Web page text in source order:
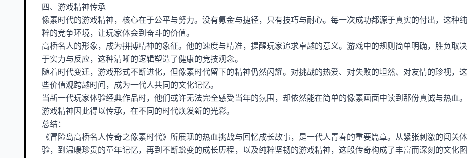
四、游戏精神传承
像素时代的游戏精神，核心在于公平与努力。没有氪金与捷径，只有技巧与耐心。每一次成功都源于真实的付出，这种纯
粹的竞争环境，让玩家体会到奋斗的价值。
高桥名人的形象，成为拼搏精神的象征。他的速度与精准，提醒玩家追求卓越的意义。游戏中的规则简单明确，胜负取决
于实力与反应，这种清晰的逻辑塑造了健康的竞技观念。
随着时代变迁，游戏形式不断进化，但像素时代留下的精神仍然闪耀。对挑战的热爱、对失败的坦然、对友情的珍视，这
些价值观跨越时间，成为一代人共同的文化记忆。
当新一代玩家体验经典作品时，他们或许无法完全感受当年的氛围，却依然能在简单的像素画面中读到那份真诚与热血。
游戏精神因此得以传承，在不同的时代焕发新的光彩。
总结：
《冒险岛高桥名人传奇之像素时代》所展现的热血挑战与回忆成长故事，是一代人青春的重要篇章。从紧张刺激的闯关体
验，到温暖珍贵的童年记忆，再到不断蜕变的成长历程，以及纯粹坚韧的游戏精神，这段传奇构成了丰富而深刻的文化图